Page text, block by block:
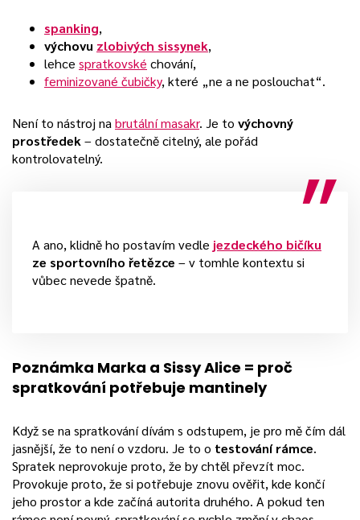
spanking,
výchovu zlobivých sissynek,
lehce spratkovské chování,
feminizované čubičky, které „ne a ne poslouchat“.
Není to nástroj na brutální masakr. Je to výchovný
prostředek – dostatečně citelný, ale pořád
kontrolovatelný.
A ano, klidně ho postavím vedle jezdeckého bičíku
ze sportovního řetězce – v tomhle kontextu si
vůbec nevede špatně.
Poznámka Marka a Sissy Alice = proč
spratkování potřebuje mantinely
Když se na spratkování dívám s odstupem, je pro mě čím dál
jasnější, že to není o vzdoru. Je to o testování rámce.
Spratek neprovokuje proto, že by chtěl převzít moc.
Provokuje proto, že si potřebuje znovu ověřit, kde končí
jeho prostor a kde začíná autorita druhého. A pokud ten